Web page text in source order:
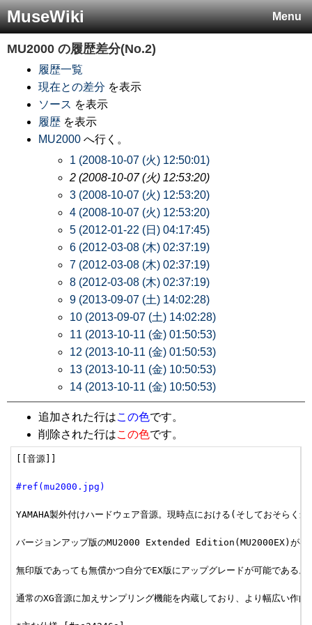
Menu
MuseWiki
MU2000 の履歴差分(No.2)
履歴一覧
現在との差分 を表示
ソース を表示
履歴 を表示
MU2000 へ行く。
1 (2008-10-07 (火) 12:50:01)
2 (2008-10-07 (火) 12:53:20)
3 (2008-10-07 (火) 12:53:20)
4 (2008-10-07 (火) 12:53:20)
5 (2012-01-22 (日) 04:17:45)
6 (2012-03-08 (木) 02:37:19)
7 (2012-03-08 (木) 02:37:19)
8 (2012-03-08 (木) 02:37:19)
9 (2013-09-07 (土) 14:02:28)
10 (2013-09-07 (土) 14:02:28)
11 (2013-10-11 (金) 01:50:53)
12 (2013-10-11 (金) 01:50:53)
13 (2013-10-11 (金) 10:50:53)
14 (2013-10-11 (金) 10:50:53)
追加された行はこの色です。
削除された行はこの色です。
[[音源]]
#ref(mu2000.jpg)
YAMAHA製外付けハードウェア音源。現時点における(そしておそらく
バージョンアップ版のMU2000 Extended Edition(MU2000EX)が存
無印版であっても無償かつ自分でEX版にアップグレードが可能である。
通常のXG音源に加えサンプリング機能を内蔵しており、より幅広い作曲